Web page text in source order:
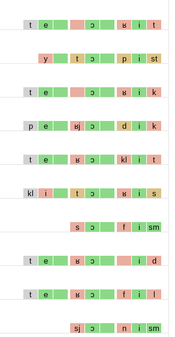
t e ɔ ʁ i t
y t ɔ p i st
t e ɔ ʁ i k
p e ʁj ɔ d i k
t e ʁ ɔ kl i t
kl i t ɔ ʁ i s
s ɔ f i sm
t e ʁ ɔ i d
t e ʁ ɔ f i l
sj ɔ n i sm